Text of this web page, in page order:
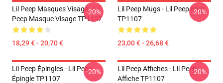
Lil Peep Masques Visage - Lil
Peep Masque Visage TP1107
18,29 € - 20,70 €
-20%
Lil Peep Mugs - Lil Peep Mug
TP1107
23,00 € - 26,68 €
-20%
Lil Peep Épingles - Lil Peep
Épingle TP1107
-20%
Lil Peep Affiches - Lil Peep
Affiche TP1107
-20%